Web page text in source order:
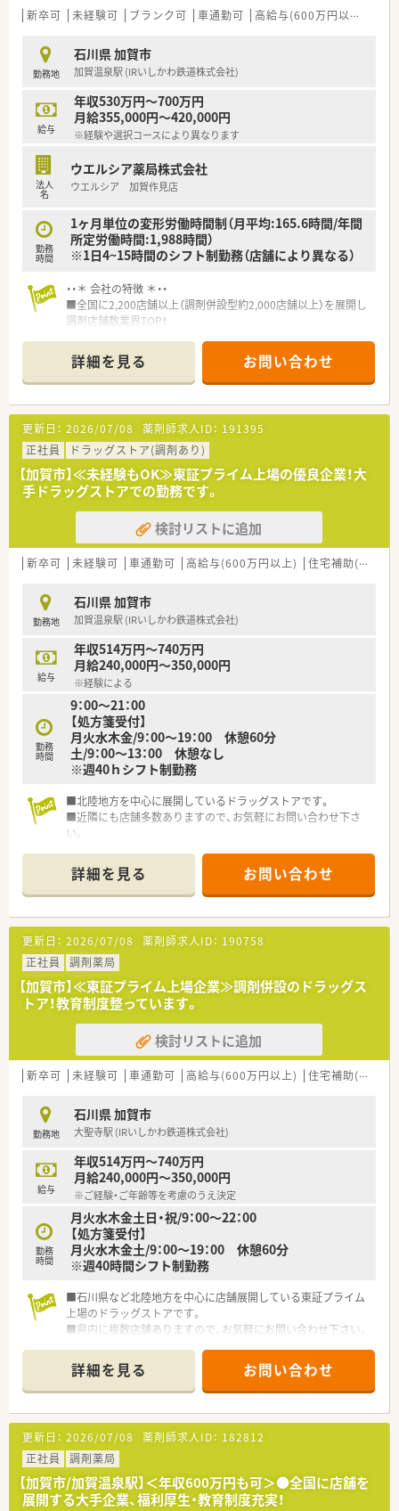
新卒可 未経験可 ブランク可 車通勤可 高給与(600万円以上)
勤務地
石川県 加賀市
加賀温泉駅 (IRいしかわ鉄道株式会社)
給与
年収530万円～700万円
月給355,000円～420,000円
※経験や選択コースにより異なります
法人
名
ウエルシア薬局株式会社
ウエルシア 加賀作見店
勤務
時間
1ヶ月単位の変形労働時間制（月平均:165.6時間/年間
所定労働時間:1,988時間）
※1日4~15時間のシフト制勤務（店舗により異なる）
・・＊ 会社の特徴 ＊・・
■全国に2,200店舗以上（調剤併設型約2,000店舗以上）を展開し
調剤店舗数業界TOP！
頑張り次第で高給与も可能！
■経験や勤務コースによりますが、経験の少ない方でも500万前
半スタートと業界TOP水準！
■職種や職域に合わせ、豊富な社内研修や外部組織と連携した研
修を用意されています
■薬剤師が中心の会社だからこそ活躍できるキャリアパスが多
種多様に用意されています。
■店舗拡大に伴い、エリアマネジャーや営業部長等のマネジメン
トのポジションも増えます。
■在宅や教育等の専門性を活かせるスペシャリストを目指すこ
とも可能です。
■その他にも、管理部門や商品部門等の本社スタッフなど活動領
域は多種多様です。
■在宅実施店舗は年々増加しており、在宅医療へもしっかりと関
■育児休暇は3歳まで取得が可能で、時短制度は小学5年生まで
時短勤務ができるよう変更予定です。
■年間休日が120日とワークライフバランスが整っています
■日用品から常備薬まで、従業員割引制度など嬉しいメリットも
たくさんあります！
詳細を見る お問い合わせ
更新日： 2026/07/08 薬剤師求人ID： 191395
正社員
ドラッグストア(調剤あり)
【加賀市】≪未経験もOK≫東証プライム上場の優良企業！大
手ドラッグストアでの勤務です。
検討リストに追加
新卒可 未経験可 車通勤可 高給与(600万円以上) 住宅補助(手当)あり
勤務地
石川県 加賀市
加賀温泉駅 (IRいしかわ鉄道株式会社)
給与
年収514万円～740万円
月給240,000円～350,000円
※経験による
勤務
時間
9：00～21：00
【処方箋受付】
月火水木金/9：00～19：00 休憩60分
土/9：00～13：00 休憩なし
※週40ｈシフト制勤務
■北陸地方を中心に展開しているドラッグストアです。
■近隣にも店舗多数ありますので、お気軽にお問い合わせ下さ
い。
詳細を見る お問い合わせ
更新日： 2026/07/08 薬剤師求人ID： 190758
正社員
調剤薬局
【加賀市】≪東証プライム上場企業≫調剤併設のドラッグス
トア！教育制度整っています。
検討リストに追加
新卒可 未経験可 車通勤可 高給与(600万円以上) 住宅補助(手当)あり
勤務地
石川県 加賀市
大聖寺駅 (IRいしかわ鉄道株式会社)
給与
年収514万円～740万円
月給240,000円～350,000円
※ご経験・ご年齢等を考慮のうえ決定
勤務
時間
月火水木金土日・祝/9：00～22：00
【処方箋受付】
月火水木金土/9：00～19：00 休憩60分
※週40時間シフト制勤務
■石川県など北陸地方を中心に店舗展開している東証プライム
上場のドラッグストアです。
■県内に複数店舗ありますので、お気軽にお問い合わせ下さい。
詳細を見る お問い合わせ
更新日： 2026/07/08 薬剤師求人ID： 182812
正社員
調剤薬局
【加賀市/加賀温泉駅】＜年収600万円も可＞●全国に店舗を
展開する大手企業、福利厚生・教育制度充実！